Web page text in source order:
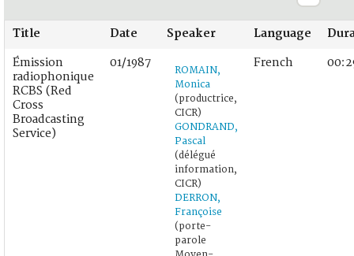
Title Date Speaker Language
Émission
radiophonique
RCBS (Red
Cross
Broadcasting
Service)
01/1987
ROMAIN,
Monica
(productrice,
CICR)
GONDRAND,
Pascal
(délégué
information,
CICR)
DERRON,
Françoise
(porte-
parole
French